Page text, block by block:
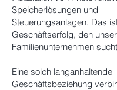
Speicherlösungen und
Steuerungsanlagen. Das
Geschäftserfolg, den unser
Familienunternehmen
Eine solch langanhaltende
Geschäftsbeziehung